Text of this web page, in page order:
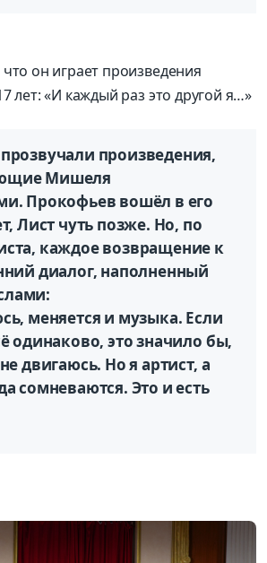
он играет произведения
лет: «И каждый раз это другой я…»
произведения,
Мишеля
Прокофьев вошёл в его
Лист чуть позже. Но, по
каждое возвращение к
диалог, наполненный
меняется и музыка. Если
одинаково, это значило бы,
двигаюсь. Но я артист, а
сомневаются. Это и есть